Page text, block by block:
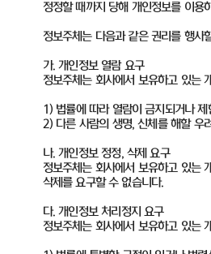
정정할 때까지 당해 개인정보를 이
정보주체는 다음과 같은 권리를 행사
가. 개인정보 열람 요구
정보주체는 회사에서 보유하고 있는
1) 법률에 따라 열람이 금지되거나 제
2) 다른 사람의 생명, 신체를 해할 우
나. 개인정보 정정, 삭제 요구
정보주체는 회사에서 보유하고 있는
삭제를 요구할 수 없습니다.
다. 개인정보 처리정지 요구
정보주체는 회사에서 보유하고 있는